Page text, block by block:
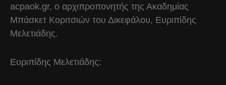
acpaok.gr, ο αρχιπροπονητής της Ακαδημίας
Μπάσκετ Κοριτσιών του Δικεφάλου, Ευριπίδης
Μελετιάδης.
Ευριπίδης Μελετιάδης: